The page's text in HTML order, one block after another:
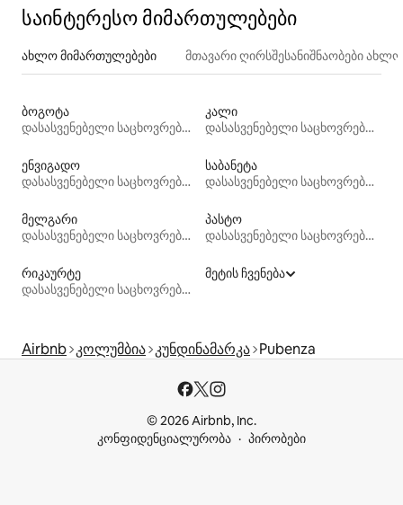
საინტერესო მიმართულებები
ახლო მიმართულებები მთავარი ღირსშესანიშნაობები
ბოგოტა
დასასვენებელი საცხოვრებლები
კალი
დასასვენებელი საცხოვრებლები
ენვიგადო
დასასვენებელი საცხოვრებლები
საბანეტა
დასასვენებელი საცხოვრებლები
მელგარი
დასასვენებელი საცხოვრებლები
პასტო
დასასვენებელი საცხოვრებლები
რიკაურტე
დასასვენებელი საცხოვრებლები
მეტის ჩვენება
Airbnb კოლუმბია კუნდინამარკა Pubenza
© 2026 Airbnb, Inc.
კონფიდენციალურობა
პირობები